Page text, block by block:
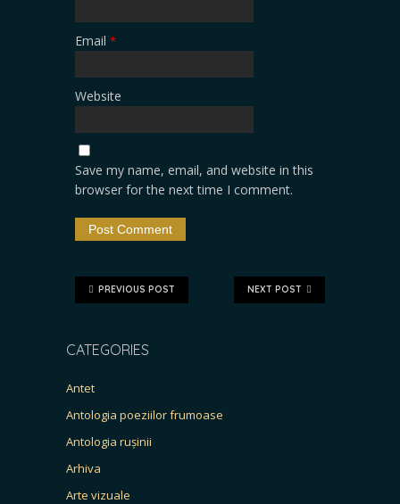
Email *
Website
Save my name, email, and website in this
browser for the next time I comment.
NEXT POST
PREVIOUS POST
CATEGORIES
Antet
Antologia poeziilor frumoase
Antologia rușinii
Arhiva
Arte vizuale